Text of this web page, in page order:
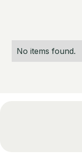
No items found.